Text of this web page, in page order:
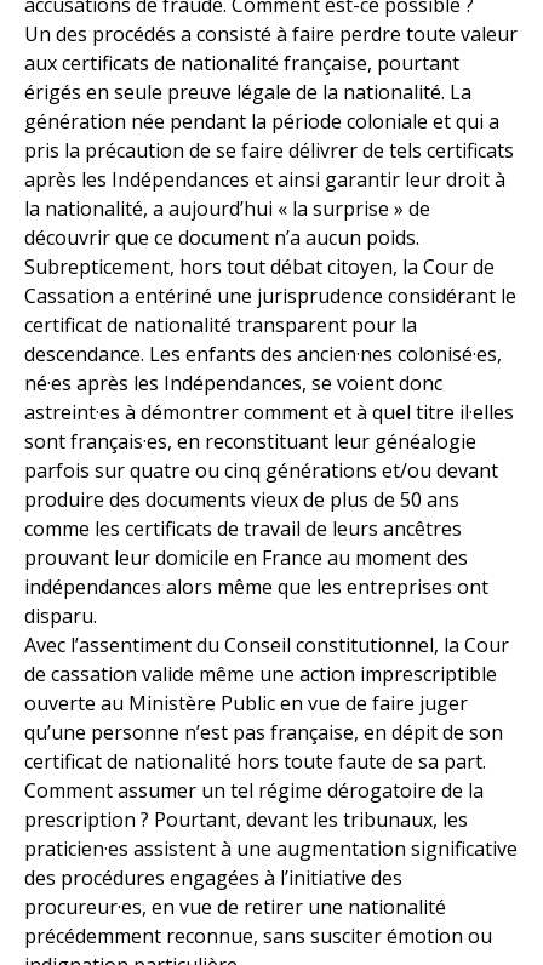
Un des procédés a consisté à faire perdre toute valeur
aux certificats de nationalité française, pourtant
érigés en seule preuve légale de la nationalité. La
génération née pendant la période coloniale et qui a
pris la précaution de se faire délivrer de tels certificats
après les Indépendances et ainsi garantir leur droit à
la nationalité, a aujourd’hui « la surprise » de
découvrir que ce document n’a aucun poids.
Subrepticement, hors tout débat citoyen, la Cour de
Cassation a entériné une jurisprudence considérant le
certificat de nationalité transparent pour la
descendance. Les enfants des ancien·nes colonisé·es,
né·es après les Indépendances, se voient donc
astreint·es à démontrer comment et à quel titre il·elles
sont français·es, en reconstituant leur généalogie
parfois sur quatre ou cinq générations et/ou devant
produire des documents vieux de plus de 50 ans
comme les certificats de travail de leurs ancêtres
prouvant leur domicile en France au moment des
indépendances alors même que les entreprises ont
disparu.
Avec l’assentiment du Conseil constitutionnel, la Cour
de cassation valide même une action imprescriptible
ouverte au Ministère Public en vue de faire juger
qu’une personne n’est pas française, en dépit de son
certificat de nationalité hors toute faute de sa part.
Comment assumer un tel régime dérogatoire de la
prescription ? Pourtant, devant les tribunaux, les
praticien·es assistent à une augmentation significative
des procédures engagées à l’initiative des
procureur·es, en vue de retirer une nationalité
précédemment reconnue, sans susciter émotion ou